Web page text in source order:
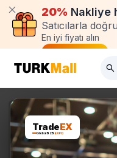
20% Nakliye
Satıcılarla
En iyi fiyatı alın
Talep oluştur
TradeEX
Global B2B EXPO